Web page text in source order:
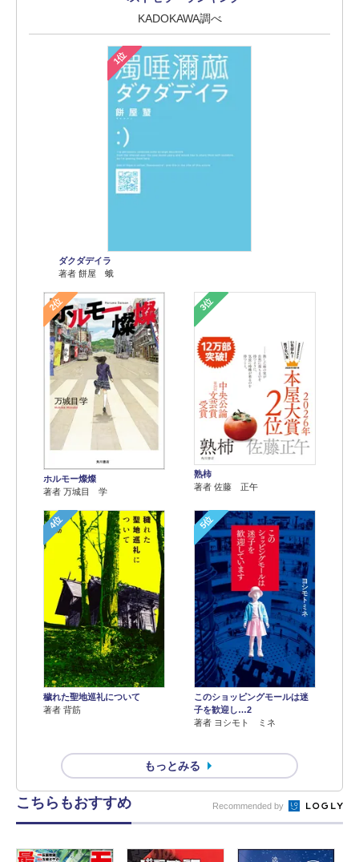
KADOKAWA調べ
1位
ダクダデイラ
著者 餅屋 蛾
2位
ホルモー燦燦
著者 万城目 学
3位
熟柿
著者 佐藤 正午
4位
穢れた聖地巡礼について
著者 背筋
5位
このショッピングモールは迷
子を歓迎し…2
著者 ヨシモト ミネ
もっとみる
こちらもおすすめ Recommended by